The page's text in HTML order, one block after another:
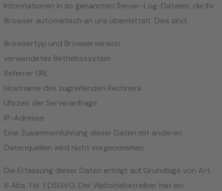
Informationen in so genannten Server-Log-Dateien, die Ihr
Browser automatisch an uns übermittelt. Dies sind:
Browsertyp und Browserversion
verwendetes Betriebssystem
Referrer URL
Hostname des zugreifenden Rechners
Uhrzeit der Serveranfrage
IP-Adresse
Eine Zusammenführung dieser Daten mit anderen
Datenquellen wird nicht vorgenommen.
Die Erfassung dieser Daten erfolgt auf Grundlage von Art.
6 Abs. 1 lit. f DSGVO. Der Websitebetreiber hat ein